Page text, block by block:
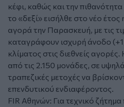
κέφι, καθώς και την
το «δεξί» εισήλθε στο νέο
αγορά την Παρασκευή, με τις
καταγράφουν ισχυρή άνοδο
κλίματος στις διεθνείς
από τις 2.150 μονάδες, σε
τραπεζικές μετοχές να
επενδυτικού ενδιαφέροντος.
FIR Αθηνών: Για τεχνικό